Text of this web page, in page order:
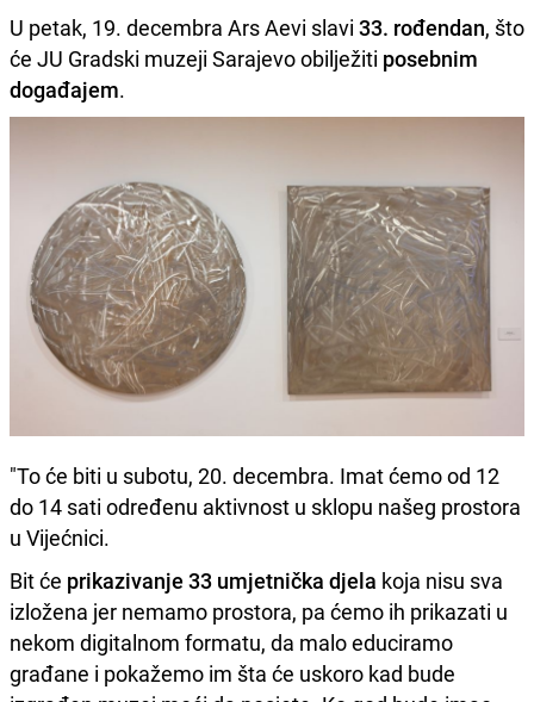
U petak, 19. decembra Ars Aevi slavi 33. rođendan, što
će JU Gradski muzeji Sarajevo obilježiti posebnim
događajem.
"To će biti u subotu, 20. decembra. Imat ćemo od 12
do 14 sati određenu aktivnost u sklopu našeg prostora
u Vijećnici.
Bit će prikazivanje 33 umjetnička djela koja nisu sva
izložena jer nemamo prostora, pa ćemo ih prikazati u
nekom digitalnom formatu, da malo educiramo
građane i pokažemo im šta će uskoro kad bude